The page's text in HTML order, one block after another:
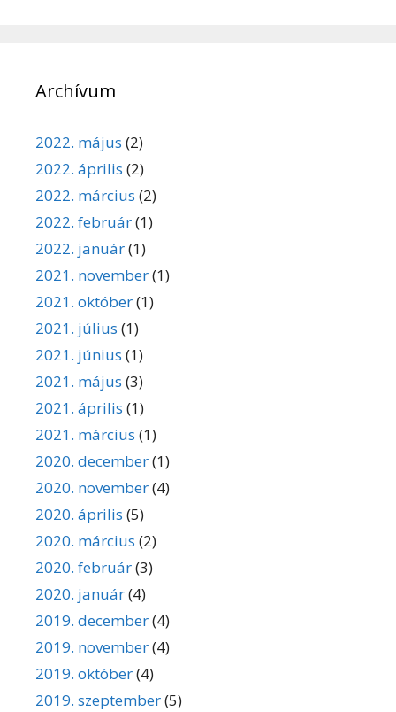
Archívum
2022. május (2)
2022. április (2)
2022. március (2)
2022. február(1)
2022. január(1)
2021. november(1)
2021. október(1)
2021. július (1)
2021. június (1)
2021. május (3)
2021. április (1)
2021. március (1)
2020. december(1)
2020. november(4)
2020. április (5)
2020. március (2)
2020. február(3)
2020. január(4)
2019. december(4)
2019. november(4)
2019. október(4)
2019. szeptember(5)